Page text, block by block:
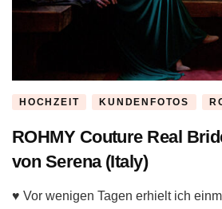
HOCHZEIT KUNDENFOTOS
ROHMY Couture Real
von Serena (Italy)
♥ Vor wenigen Tagen erhielt ich